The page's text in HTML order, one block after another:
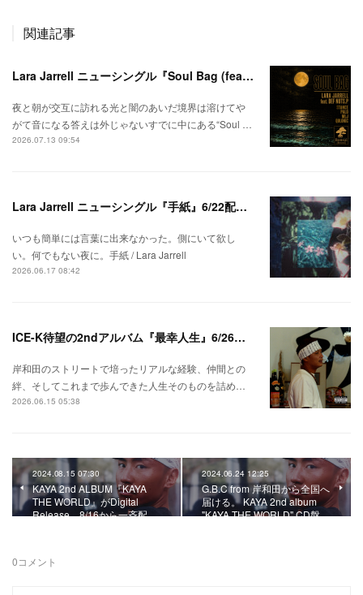
関連記事
Lara Jarrell ニューシングル『Soul Bag (feat. Def Nuts.p)』配信スタート！
夜と朝が交互に訪れる光と闇のあいだ境界は溶けてや
がて音になる答えは外じゃないすでに中にある“Soul …
2026.07.13 09:54
Lara Jarrell ニューシングル『手紙』6/22配信スタート！
いつも簡単には言葉に出来なかった。側にいて欲し
い。何でもない夜に。手紙 / Lara Jarrell
2026.06.17 08:42
ICE-K待望の2ndアルバム『最幸人生』6/26リリース！
岸和田のストリートで培ったリアルな経験、仲間との
絆、そしてこれまで歩んできた人生そのものを詰め…
2026.06.15 05:38
2024.08.15 07:30
KAYA 2nd ALBUM『KAYA
THE WORLD』がDigital
Release。8/16から一斉配…
2024.06.24 12:25
G.B.C from 岸和田から全国へ
届ける。 KAYA 2nd album
"KAYA THE WORLD" CD盤…
0コメント